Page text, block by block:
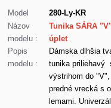
Model
280-Ly-KR
Názov
modelu :
Tunika SÁRA
úplet
Popis
modelu :
Dámska dlhšia
tunika
výstrihom do
predné vrecká s
lemami.